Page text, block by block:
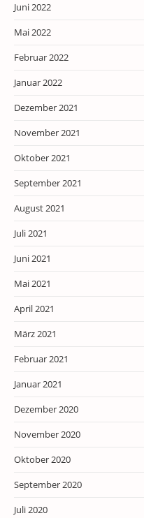
Juni 2022
Mai 2022
Februar 2022
Januar 2022
Dezember 2021
November 2021
Oktober 2021
September 2021
August 2021
Juli 2021
Juni 2021
Mai 2021
April 2021
März 2021
Februar 2021
Januar 2021
Dezember 2020
November 2020
Oktober 2020
September 2020
Juli 2020